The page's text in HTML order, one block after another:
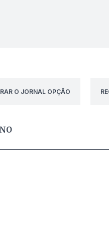
O JORNAL OPÇÃO